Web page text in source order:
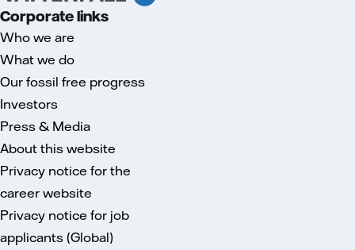
Corporate links
Who we are
What we do
Our fossil free progress
Investors
Press & Media
About this website
Privacy notice for the
career website
Privacy notice for job
applicants (Global)